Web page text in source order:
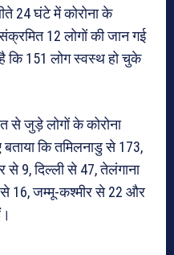
24 घंटे में कोरोना के
12 लोगों की जान गई
कि 151 लोग स्वस्थ हो चुके
से जुड़े लोगों के कोरोना
कि तमिलनाडु से 173,
से 9, दिल्ली से 47, तेलंगाना
16, जम्मू-कश्मीर से 22 और